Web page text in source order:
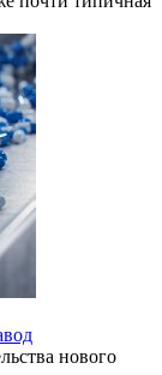
нового